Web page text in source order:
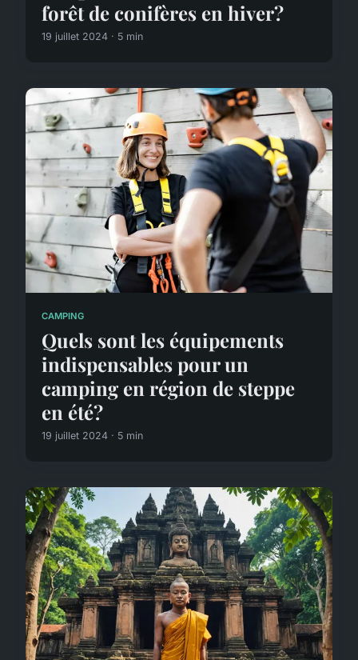
forêt de conifères en hiver?
19 juillet 2024 · 5 min
CAMPING
Quels sont les équipements
indispensables pour un
camping en région de steppe
en été?
19 juillet 2024 · 5 min